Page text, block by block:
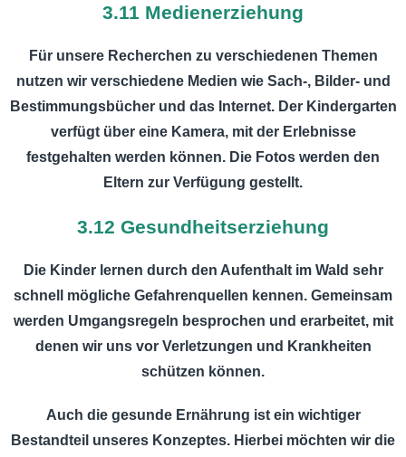
3.11 Medienerziehung
Für unsere Recherchen zu verschiedenen Themen
nutzen wir verschiedene Medien wie Sach-, Bilder- und
Bestimmungsbücher und das Internet. Der Kindergarten
verfügt über eine Kamera, mit der Erlebnisse
festgehalten werden können. Die Fotos werden den
Eltern zur Verfügung gestellt.
3.12 Gesundheitserziehung
Die Kinder lernen durch den Aufenthalt im Wald sehr
schnell mögliche Gefahrenquellen kennen. Gemeinsam
werden Umgangsregeln besprochen und erarbeitet, mit
denen wir uns vor Verletzungen und Krankheiten
schützen können.
Auch die gesunde Ernährung ist ein wichtiger
Bestandteil unseres Konzeptes. Hierbei möchten wir die